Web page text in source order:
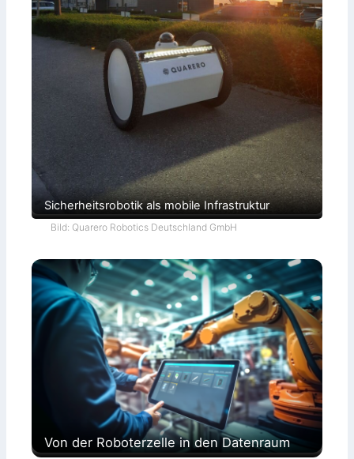
Sicherheitsrobotik als mobile Infrastruktur
Bild: Quarero Robotics Deutschland GmbH
Von der Roboterzelle in den Datenraum